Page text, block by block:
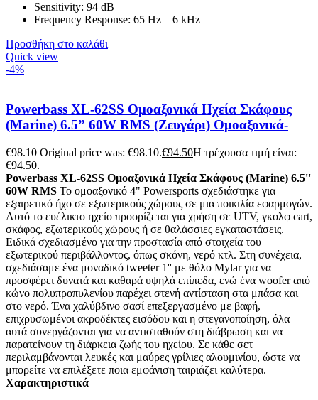
Sensitivity: 94 dB
Frequency Response: 65 Hz – 6 kHz
Προσθήκη στο καλάθι
Quick view
-4%
Powerbass XL-62SS Ομοαξονικά Ηχεία Σκάφους
(Marine) 6.5” 60W RMS (Ζευγάρι) Ομοαξονικά-
€98.10 Original price was: €98.10.€94.50Η τρέχουσα τιμή είναι:
€94.50.
Powerbass XL-62SS Ομοαξονικά Ηχεία Σκάφους (Marine) 6.5''
60W RMS Το ομοαξονικό 4" Powersports σχεδιάστηκε για
εξαιρετικό ήχο σε εξωτερικούς χώρους σε μια ποικιλία εφαρμογών.
Αυτό το ευέλικτο ηχείο προορίζεται για χρήση σε UTV, γκολφ cart,
σκάφος, εξωτερικούς χώρους ή σε θαλάσσιες εγκαταστάσεις.
Ειδικά σχεδιασμένο για την προστασία από στοιχεία του
εξωτερικού περιβάλλοντος, όπως σκόνη, νερό κτλ. Στη συνέχεια,
σχεδιάσαμε ένα μοναδικό tweeter 1'' με θόλο Mylar για να
προσφέρει δυνατά και καθαρά υψηλά επίπεδα, ενώ ένα woofer από
κώνο πολυπροπυλενίου παρέχει στενή αντίσταση στα μπάσα και
στο νερό. Ένα χαλύβδινο σασί επεξεργασμένο με βαφή,
επιχρυσωμένοι ακροδέκτες εισόδου και η στεγανοποίηση, όλα
αυτά συνεργάζονται για να αντισταθούν στη διάβρωση και να
παρατείνουν τη διάρκεια ζωής του ηχείου. Σε κάθε σετ
περιλαμβάνονται λευκές και μαύρες γρίλιες αλουμινίου, ώστε να
μπορείτε να επιλέξετε ποια εμφάνιση ταιριάζει καλύτερα.
Χαρακτηριστικά